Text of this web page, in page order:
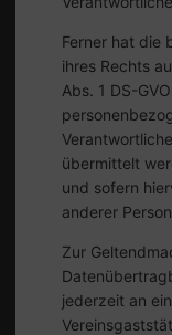
Ferner hat die
ihres Rechts
Abs. 1 DS-
übermittelt
und sofern
anderer
Zur
jederzeit an